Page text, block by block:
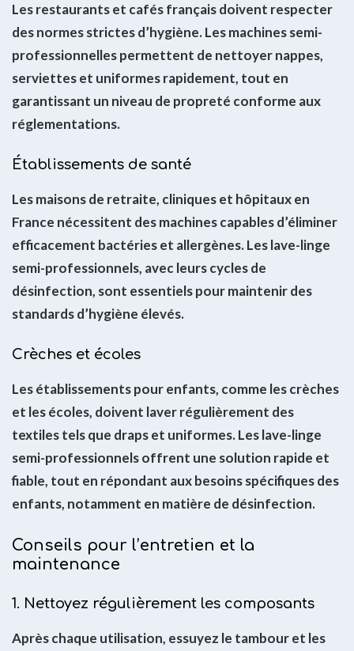
Les restaurants et cafés français doivent respecter
des normes strictes d’hygiène. Les machines semi-
professionnelles permettent de nettoyer nappes,
serviettes et uniformes rapidement, tout en
garantissant un niveau de propreté conforme aux
réglementations.
Établissements de santé
Les maisons de retraite, cliniques et hôpitaux en
France nécessitent des machines capables d’éliminer
efficacement bactéries et allergènes. Les lave-linge
semi-professionnels, avec leurs cycles de
désinfection, sont essentiels pour maintenir des
standards d’hygiène élevés.
Crèches et écoles
Les établissements pour enfants, comme les crèches
et les écoles, doivent laver régulièrement des
textiles tels que draps et uniformes. Les lave-linge
semi-professionnels offrent une solution rapide et
fiable, tout en répondant aux besoins spécifiques des
enfants, notamment en matière de désinfection.
Conseils pour l’entretien et la
maintenance
1. Nettoyez régulièrement les composants
Après chaque utilisation, essuyez le tambour et les